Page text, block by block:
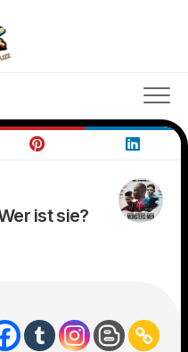
ist sie?